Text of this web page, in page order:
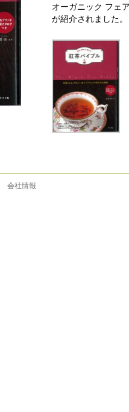
オーガニック フェ
が紹介されました。
会社情報